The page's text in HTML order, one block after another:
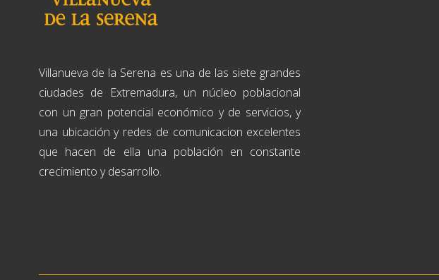
Villanueva de la Serena es una de las siete grandes
ciudades de Extremadura, un núcleo poblacional
con un gran potencial económico y de servicios, y
una ubicación y redes de comunicacion excelentes
que hacen de ella una población en constante
crecimiento y desarrollo.